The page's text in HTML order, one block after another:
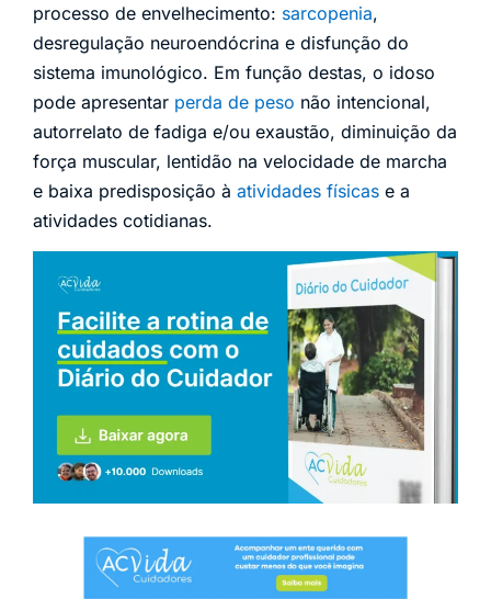
processo de envelhecimento: sarcopenia,
desregulação neuroendócrina e disfunção do
sistema imunológico. Em função destas, o idoso
pode apresentar perda de peso não intencional,
autorrelato de fadiga e/ou exaustão, diminuição da
força muscular, lentidão na velocidade de marcha
e baixa predisposição à atividades físicas e a
atividades cotidianas.